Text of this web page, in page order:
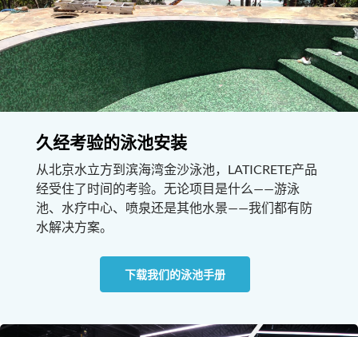
久经考验的泳池安装
从北京水立方到滨海湾金沙泳池，LATICRETE产品
经受住了时间的考验。无论项目是什么——游泳
池、水疗中心、喷泉还是其他水景——我们都有防
水解决方案。
下载我们的泳池手册